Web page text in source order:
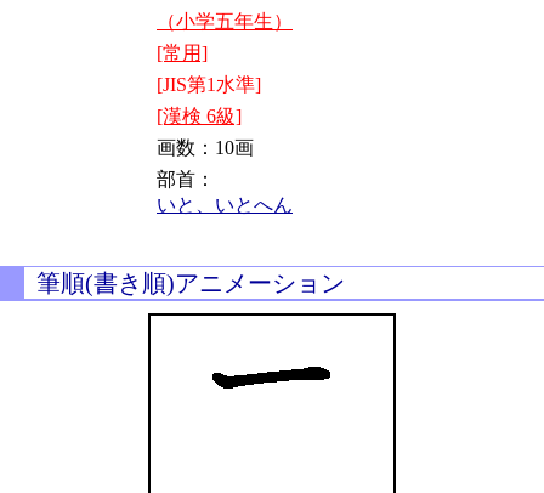
（小学五年生）
[常用]
[JIS第1水準]
[漢検 6級]
画数：10画
部首：
いと、いとへん
筆順(書き順)アニメーション